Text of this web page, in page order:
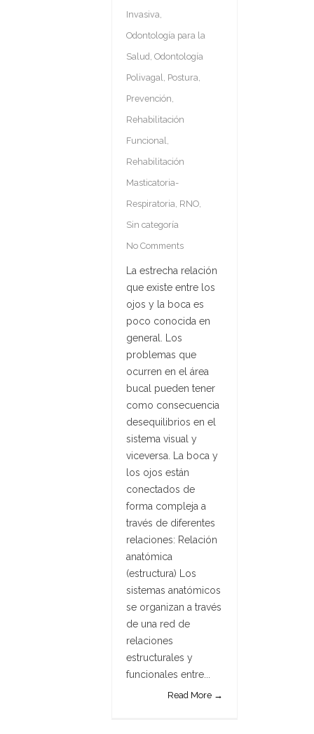
Invasiva,
Odontología para la
Salud, Odontología
Polivagal, Postura,
Prevención,
Rehabilitación
Funcional,
Rehabilitación
Masticatoria-
Respiratoria, RNO,
Sin categoría
No Comments
La estrecha relación
que existe entre los
ojos y la boca es
poco conocida en
general. Los
problemas que
ocurren en el área
bucal pueden tener
como consecuencia
desequilibrios en el
sistema visual y
viceversa. La boca y
los ojos están
conectados de
forma compleja a
través de diferentes
relaciones: Relación
anatómica
(estructura) Los
sistemas anatómicos
se organizan a través
de una red de
relaciones
estructurales y
funcionales entre...
Read More →